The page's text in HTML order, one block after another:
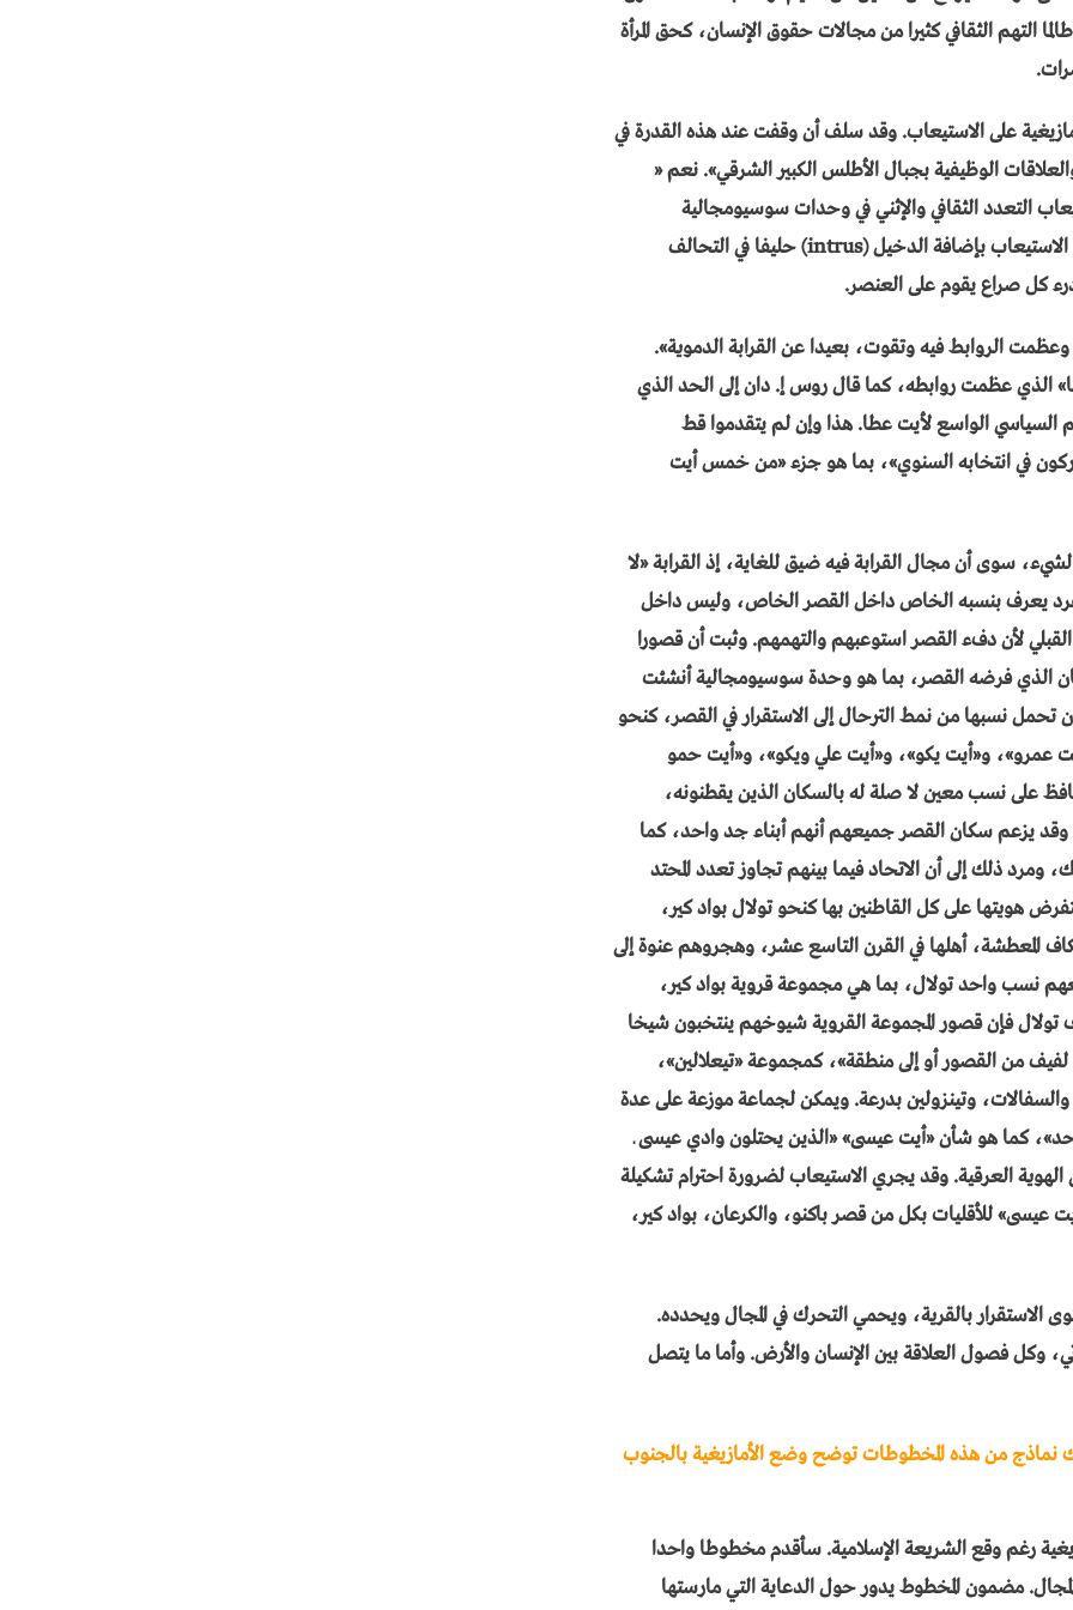
التهم الثقافي كثيرا من مجالات حقوق الإنسان، كحق المرأة
على الاستيعاب. وقد سلف أن وقفت عند هذه القدرة في
الوظيفية بجبال الأطلس الكبير الشرقي». نعم «
التعدد الثقافي والإثني في وحدات سوسيومجالية
متجانسة، لقدرة الثقافة على تغطية المجال. ويجري الاستيعاب بإضافة الدخيل (intrus) حليفا في التحالف
كل صراع يقوم على العنصر.
وعظمت الروابط فيه وتقوت، بعيدا عن القرابة الدموية».
الذي عظمت روابطه، كما قال روس إ. دان إلى الحد الذي
السياسي الواسع لأيت عطا. هذا وإن لم يتقدموا قط
في انتخابه السنوي»، بما هو جزء «من خمس أيت
سوى أن مجال القرابة فيه ضيق للغاية، إذ القرابة «لا
يعرف بنسبه الخاص داخل القصر الخاص، وليس داخل
لأن دفء القصر استوعبهم والتهمهم. وثبت أن قصورا
الذي فرضه القصر، بما هو وحدة سوسيومجالية أنشئت
تحمل نسبها من نمط الترحال إلى الاستقرار في القصر، كنحو
عمرو»، و«أيت يكو»، و«أيت علي ويكو»، و«أيت حمو
على نسب معين لا صلة له بالسكان الذين يقطنونه،
يزعم سكان القصر جميعهم أنهم أبناء جد واحد، كما
ومرد ذلك إلى أن الاتحاد فيما بينهم تجاوز تعدد المحتد
هويتها على كل القاطنين بها كنحو تولال بواد كير،
المعطشة، أهلها في القرن التاسع عشر، وهجروهم عنوة إلى
نسب واحد تولال، بما هي مجموعة قروية بواد كير،
وحسب ما ورد في المادة 48 من عرف تولال فإن قصور المجموعة القروية شيوخهم ينتخبون شيخا
من القصور أو إلى منطقة»، كمجموعة «تيعلالين»،
وتينزولين بدرعة. ويمكن لجماعة موزعة على عدة
كما هو شأن «أيت عيسى» «الذين يحتلون وادي عيسى ـ
العرقية. وقد يجري الاستيعاب لضرورة احترام تشكيلة
3، كنحو حماية «أيت عيسى» للأقليات بكل من قصر باكنو، والكرعان، بواد كير،
بالقرية، ويحمي التحرك في المجال ويحدده.
وكل فصول العلاقة بين الإنسان والأرض. وأما ما يتصل
من هذه المخطوطات توضح وضع الأمازيغية بالجنوب
رغم وقع الشريعة الإسلامية. سأقدم مخطوطا واحدا
مضمون المخطوط يدور حول الدعاية التي مارستها